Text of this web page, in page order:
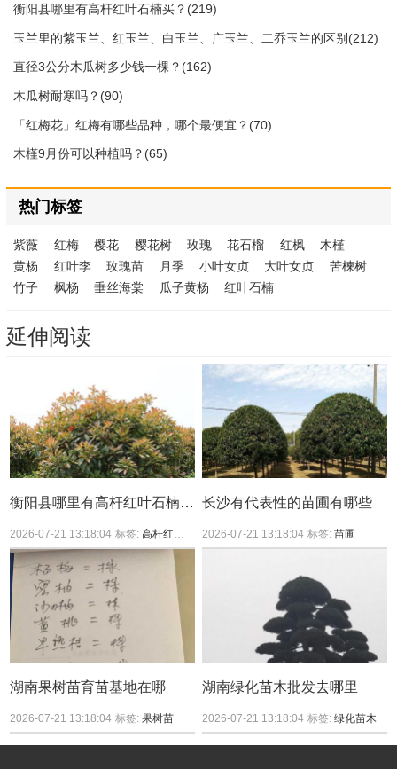
衡阳县哪里有高杆红叶石楠买？(219)
玉兰里的紫玉兰、红玉兰、白玉兰、广玉兰、二乔玉兰的区别(212)
直径3公分木瓜树多少钱一棵？(162)
木瓜树耐寒吗？(90)
「红梅花」红梅有哪些品种，哪个最便宜？(70)
木槿9月份可以种植吗？(65)
热门标签
紫薇 红梅 樱花 樱花树 玫瑰 花石榴 红枫
木槿
黄杨
红叶李 玫瑰苗 月季 小叶女贞 大叶女贞
苦楝树
竹子
枫杨 垂丝海棠 瓜子黄杨 红叶石楠
延伸阅读
衡阳县哪里有高杆红叶石楠买？
2026-07-21 13:18:04 标签:高杆红叶石楠
长沙有代表性的苗圃有哪些
2026-07-21 13:18:04 标签:苗圃
湖南果树苗育苗基地在哪
2026-07-21 13:18:04 标签:果树苗
湖南绿化苗木批发去哪里
2026-07-21 13:18:04 标签:绿化苗木